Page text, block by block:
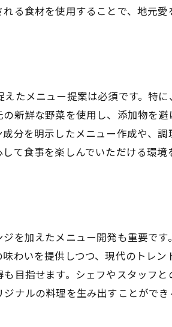
る食材を使用することで、地元
たメニュー提案は必須です。特
新鮮な野菜を使用し、添加物を
分を明示したメニュー作成や、
て食事を楽しんでいただける環
を加えたメニュー開発も重要で
わいを提供しつつ、現代のトレ
目指せます。シェフやスタッフ
ナルの料理を生み出すことがで